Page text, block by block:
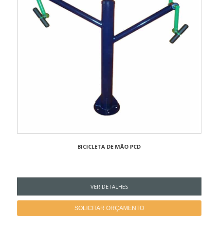
BICICLETA DE MÃO PCD
VER DETALHES
SOLICITAR ORÇAMENTO